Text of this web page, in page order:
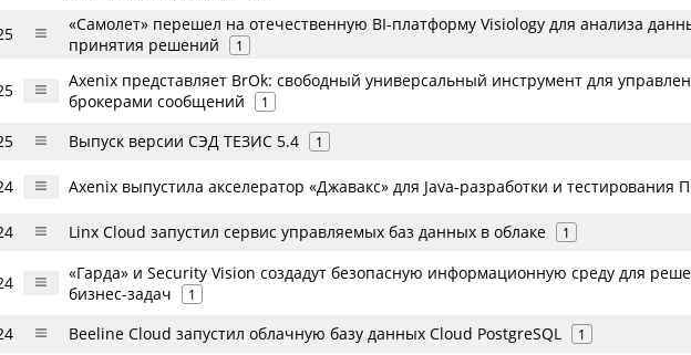
«Самолет» перешел на отечественную BI-платформу Visiology для анализа
принятия решений
1
Axenix представляет BrOk: свободный универсальный инструмент для
брокерами сообщений
1
Выпуск версии СЭД ТЕЗИС 5.4 1
Axenix выпустила акселератор «Джавакс» для Java-разработки и тестирования
Linx Cloud запустил сервис управляемых баз данных в облаке 1
«Гарда» и Security Vision создадут безопасную информационную среду для
бизнес-задач
1
Beeline Cloud запустил облачную базу данных Cloud PostgreSQL 1